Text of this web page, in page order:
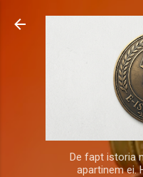
Treceți la
De fapt istoria
apartinem ei.